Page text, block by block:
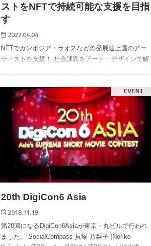
ストをNFTで持続可能な支援を目指
す
2022.04.04
NFTでカンボジア・ラオスなどの発展途上国のアー
ティストを支援！ 社会課題をアート・デザインで解
英誉／本社：神奈川県横浜市）は、…
EVENT
20th DigiCon6 Asia
2018.11.19
第20回になるDigiCon6Asiaが東京・丸ビルで行われ
ました。 SocialCompass 貝塚 乃梨子 (Noriko